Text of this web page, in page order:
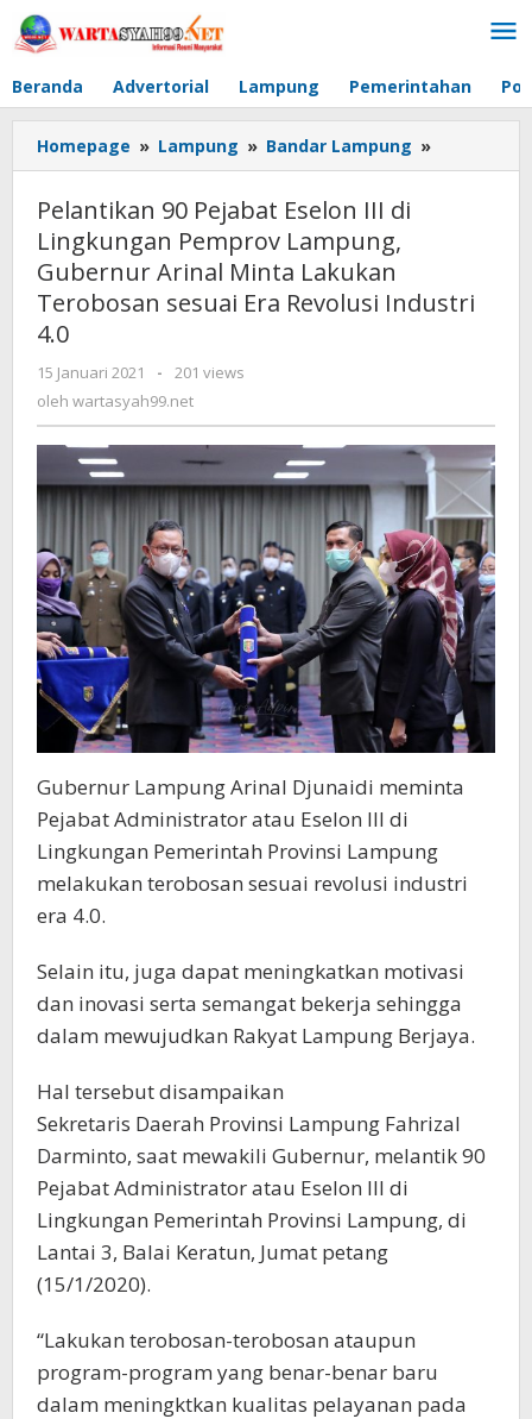
Lewati
ke
Beranda
Advertorial Lampung Pemerintahan
Homepage » Lampung » Bandar Lampung »
90
Minta
Lakukan
Terobosan
sesuai
Era
Revolusi
Industri
4.0
Pelantikan 90 Pejabat Eselon III di
Lingkungan Pemprov Lampung,
Gubernur Arinal Minta Lakukan
Terobosan sesuai Era Revolusi Industri
4.0
15 Januari 2021
oleh
wartasyah99.net
-
201 views
oleh wartasyah99.net
Gubernur Lampung Arinal Djunaidi meminta
Pejabat Administrator atau Eselon III di
Lingkungan Pemerintah Provinsi Lampung
melakukan terobosan sesuai revolusi industri
era 4.0.
Selain itu, juga dapat meningkatkan motivasi
dan inovasi serta semangat bekerja sehingga
dalam mewujudkan Rakyat Lampung Berjaya.
Hal tersebut disampaikan
Sekretaris Daerah Provinsi Lampung Fahrizal
Darminto, saat mewakili Gubernur, melantik 90
Pejabat Administrator atau Eselon III di
Lingkungan Pemerintah Provinsi Lampung, di
Lantai 3, Balai Keratun, Jumat petang
(15/1/2020).
“Lakukan terobosan-terobosan ataupun
program-program yang benar-benar baru
dalam meningktkan kualitas pelayanan pada